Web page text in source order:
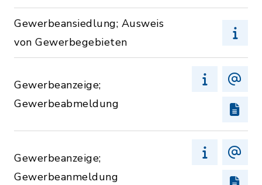
Gewerbeansiedlung; Ausweis
von Gewerbegebieten
Gewerbeanzeige;
Gewerbeabmeldung
Gewerbeanzeige;
Gewerbeanmeldung